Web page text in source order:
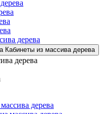
дерева
Кабинеты из массива дерева
дерева